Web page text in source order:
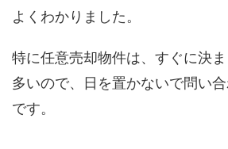
よくわかりました。
特に任意売却物件は、すぐに決
多いので、日を置かないで問い
です。